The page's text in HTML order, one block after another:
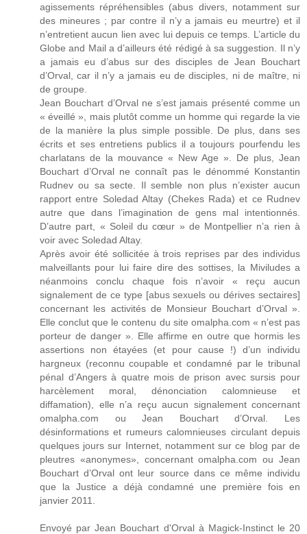
agissements répréhensibles (abus divers, notamment sur
des mineures ; par contre il n’y a jamais eu meurtre) et il
n’entretient aucun lien avec lui depuis ce temps. L’article du
Globe and Mail a d’ailleurs été rédigé à sa suggestion. Il n’y
a jamais eu d’abus sur des disciples de Jean Bouchart
d’Orval, car il n’y a jamais eu de disciples, ni de maître, ni
de groupe.
Jean Bouchart d’Orval ne s’est jamais présenté comme un
« éveillé », mais plutôt comme un homme qui regarde la vie
de la manière la plus simple possible. De plus, dans ses
écrits et ses entretiens publics il a toujours pourfendu les
charlatans de la mouvance « New Age ». De plus, Jean
Bouchart d’Orval ne connaît pas le dénommé Konstantin
Rudnev ou sa secte. Il semble non plus n’exister aucun
rapport entre Soledad Altay (Chekes Rada) et ce Rudnev
autre que dans l’imagination de gens mal intentionnés.
D’autre part, « Soleil du cœur » de Montpellier n’a rien à
voir avec Soledad Altay.
Après avoir été sollicitée à trois reprises par des individus
malveillants pour lui faire dire des sottises, la Miviludes a
néanmoins conclu chaque fois n’avoir « reçu aucun
signalement de ce type [abus sexuels ou dérives sectaires]
concernant les activités de Monsieur Bouchart d’Orval ».
Elle conclut que le contenu du site omalpha.com « n’est pas
porteur de danger ». Elle affirme en outre que hormis les
assertions non étayées (et pour cause !) d’un individu
hargneux (reconnu coupable et condamné par le tribunal
pénal d’Angers à quatre mois de prison avec sursis pour
harcèlement moral, dénonciation calomnieuse et
diffamation), elle n’a reçu aucun signalement concernant
omalpha.com ou Jean Bouchart d’Orval. Les
désinformations et rumeurs calomnieuses circulant depuis
quelques jours sur Internet, notamment sur ce blog par de
pleutres «anonymes», concernant omalpha.com ou Jean
Bouchart d’Orval ont leur source dans ce même individu
que la Justice a déjà condamné une première fois en
janvier 2011.
Envoyé par Jean Bouchart d'Orval à Magick-Instinct le 20